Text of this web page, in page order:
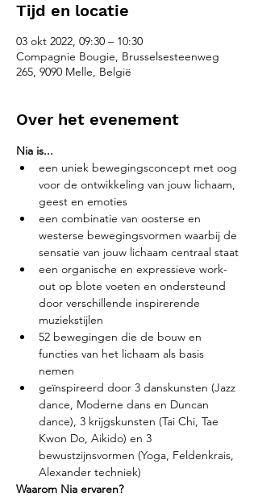
Tijd en locatie
03 okt 2022, 09:30 – 10:30
Compagnie Bougie, Brusselsesteenweg
265, 9090 Melle, België
Over het evenement
Nia is...
een uniek bewegingsconcept met oog
voor de ontwikkeling van jouw lichaam,
geest en emoties
een combinatie van oosterse en
westerse bewegingsvormen waarbij de
sensatie van jouw lichaam centraal staat
een organische en expressieve work-
out op blote voeten en ondersteund
door verschillende inspirerende
muziekstijlen
52 bewegingen die de bouw en
functies van het lichaam als basis
nemen
geïnspireerd door 3 danskunsten (Jazz
dance, Moderne dans en Duncan
dance), 3 krijgskunsten (Tai Chi, Tae
Kwon Do, Aikido) en 3
bewustzijnsvormen (Yoga, Feldenkrais,
Alexander techniek)
Waarom Nia ervaren?